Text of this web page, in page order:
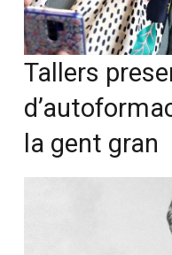
Tallers
la gent gran
Vols
Et